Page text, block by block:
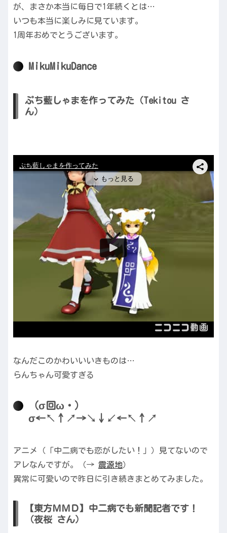
が、まさか本当に毎日で1年続くとは…
いつも本当に楽しみに見ています。
1周年おめでとうございます。
MikuMikuDance
ぷち藍しゃまを作ってみた（Tekitou さ
ん）
なんだこのかわいいいきものは…
らんちゃん可愛すぎる
（σ回ω・）
σ←↖↑↗→↘↓↙←↖↑↗
アニメ（「中二病でも恋がしたい！」）見てないので
アレなんですが。（→ 震源地）
異常に可愛いので昨日に引き続きまとめてみました。
【東方ＭＭＤ】中二病でも新聞記者です！
（夜桜 さん）